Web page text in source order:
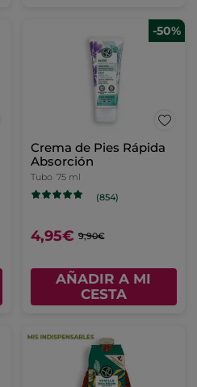
Kit Champú Formato
Viaje - Monoi & Reparar
100ml
(17)
8,49€
AÑADIR A MI
CESTA